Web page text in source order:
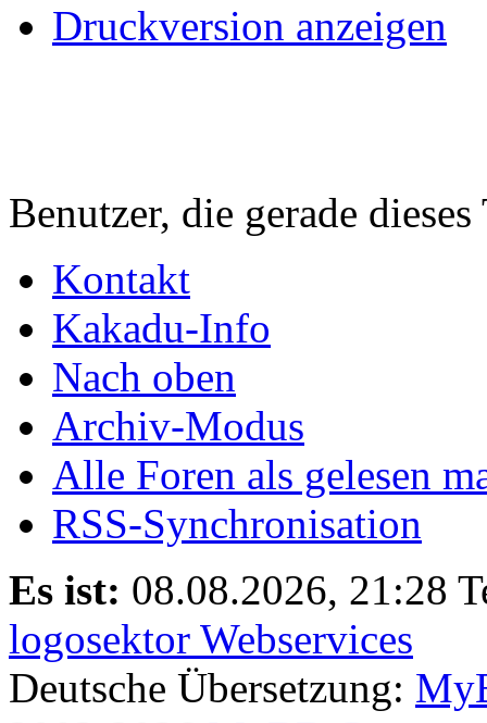
Druckversion anzeigen
Benutzer, die gerade
Kontakt
Kakadu-Info
Nach oben
Archiv-Modus
Alle Foren als gelesen
RSS-Synchronisation
Es ist: 08.08.2026, 21:28
logosektor Webservices
Deutsche Übersetzung: